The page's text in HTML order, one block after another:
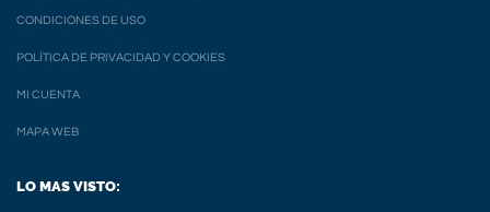
CONDICIONES DE USO
POLÍTICA DE PRIVACIDAD Y COOKIES
MI CUENTA
MAPA WEB
LO MAS VISTO: